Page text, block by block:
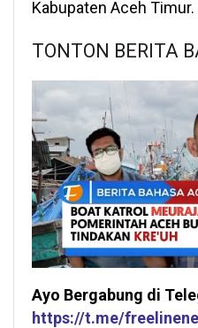
Kabupaten Aceh Timur.
TONTON BERITA
Ayo Bergabung di
https://t.me/